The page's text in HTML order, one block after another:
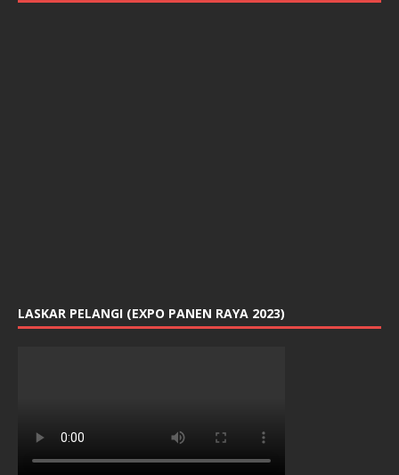
LASKAR PELANGI (EXPO PANEN RAYA 2023)